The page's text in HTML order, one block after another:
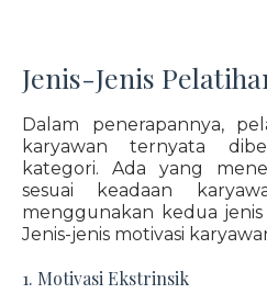
Jenis-Jenis
Dalam penerapannya,
karyawan ternyata
kategori. Ada yang
sesuai keadaan
menggunakan kedua
Jenis-jenis motivasi
1. Motivasi Ekstrinsik